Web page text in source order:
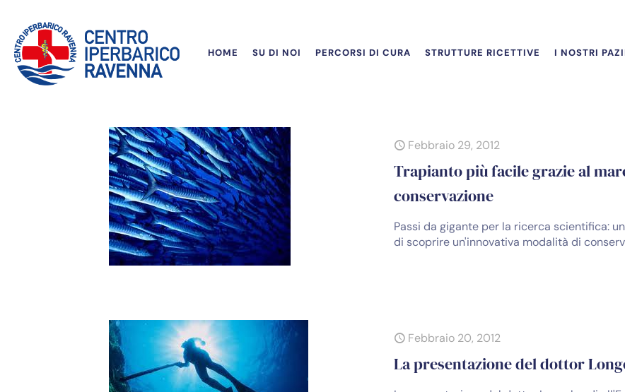
HOME SU DI NOI PERCORSI DI CURA STRUTTURE RICETTIVE I NOSTRI
Febbraio 29, 2012
Trapianto più facile grazie al
conservazione
Passi da gigante per la ricerca scientifica:
di scoprire un'innovativa modalità di
Febbraio 20, 2012
La presentazione del dottor